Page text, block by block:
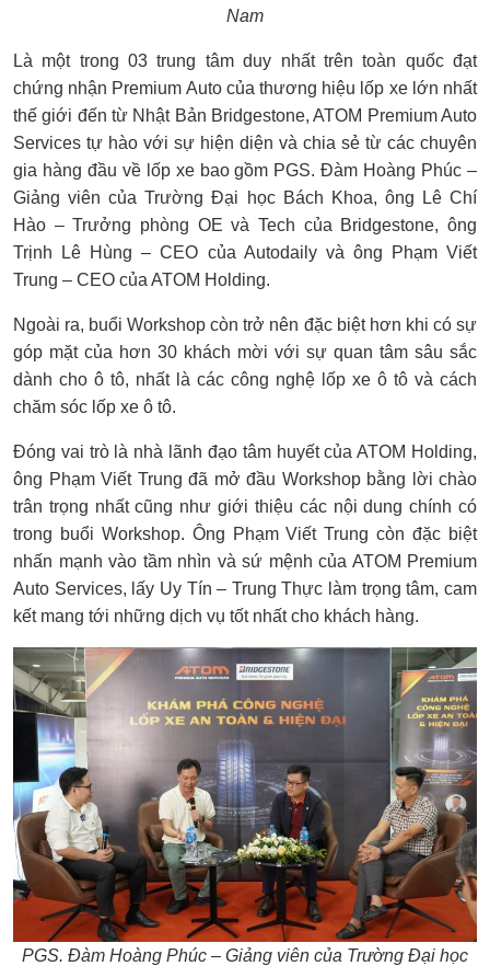
Nam
Là một trong 03 trung tâm duy nhất trên toàn quốc đạt
chứng nhận Premium Auto của thương hiệu lốp xe lớn nhất
thế giới đến từ Nhật Bản Bridgestone, ATOM Premium Auto
Services tự hào với sự hiện diện và chia sẻ từ các chuyên
gia hàng đầu về lốp xe bao gồm PGS. Đàm Hoàng Phúc –
Giảng viên của Trường Đại học Bách Khoa, ông Lê Chí
Hào – Trưởng phòng OE và Tech của Bridgestone, ông
Trịnh Lê Hùng – CEO của Autodaily và ông Phạm Viết
Trung – CEO của ATOM Holding.
Ngoài ra, buổi Workshop còn trở nên đặc biệt hơn khi có sự
góp mặt của hơn 30 khách mời với sự quan tâm sâu sắc
dành cho ô tô, nhất là các công nghệ lốp xe ô tô và cách
chăm sóc lốp xe ô tô.
Đóng vai trò là nhà lãnh đạo tâm huyết của ATOM Holding,
ông Phạm Viết Trung đã mở đầu Workshop bằng lời chào
trân trọng nhất cũng như giới thiệu các nội dung chính có
trong buổi Workshop. Ông Phạm Viết Trung còn đặc biệt
nhấn mạnh vào tầm nhìn và sứ mệnh của ATOM Premium
Auto Services, lấy Uy Tín – Trung Thực làm trọng tâm, cam
kết mang tới những dịch vụ tốt nhất cho khách hàng.
PGS. Đàm Hoàng Phúc – Giảng viên của Trường Đại học